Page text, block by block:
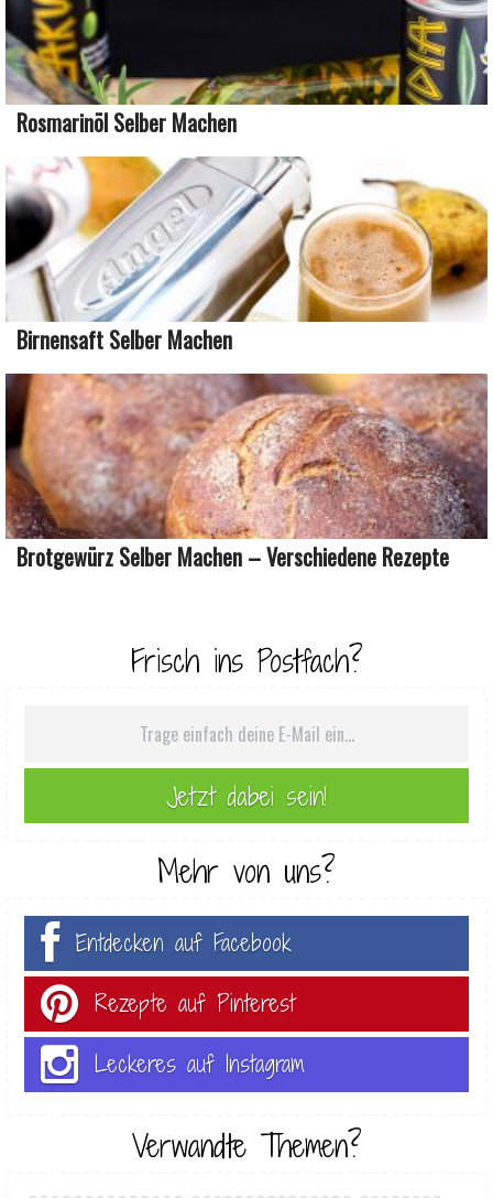
Rosmarinöl Selber Machen
Birnensaft Selber Machen
Brotgewürz Selber Machen – Verschiedene Rezepte
Frisch ins Postfach?
Mehr von uns?
Entdecken auf Facebook
Rezepte auf Pinterest
Leckeres auf Instagram
Verwandte Themen?